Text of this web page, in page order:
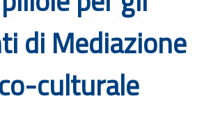
di Mediazione
culturale